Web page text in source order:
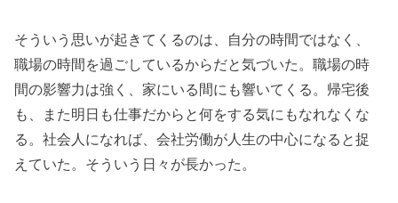
そういう思いが起きてくるのは、自分の時間ではなく、
職場の時間を過ごしているからだと気づいた。職場の時
間の影響力は強く、家にいる間にも響いてくる。帰宅後
も、また明日も仕事だからと何をする気にもなれなくな
る。社会人になれば、会社労働が人生の中心になると捉
えていた。そういう日々が長かった。